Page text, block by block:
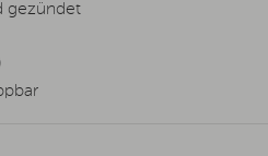
gezündet